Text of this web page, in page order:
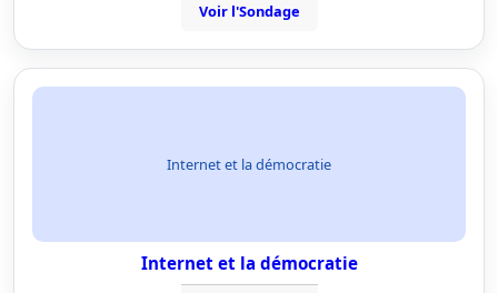
Voir l'Sondage
Internet et la démocratie
Internet et la démocratie